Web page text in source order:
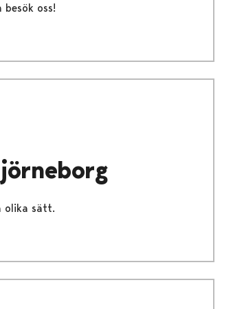
oss!
olika sätt.